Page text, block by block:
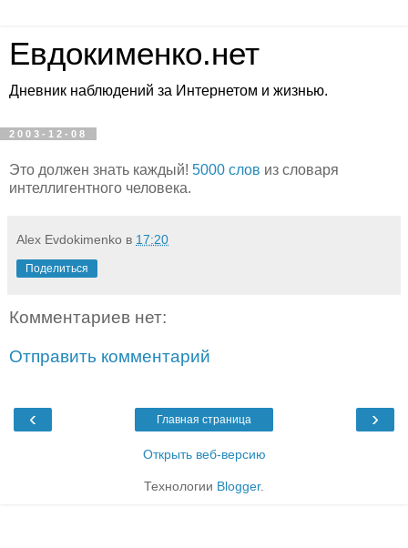
Евдокименко.нет
Дневник наблюдений за Интернетом и жизнью.
2003-12-08
Это должен знать каждый! 5000 слов из словаря
интеллигентного человека.
Alex Evdokimenko в 17:20
Поделиться
Комментариев нет:
Отправить комментарий
‹ ›
Главная страница
Открыть веб-версию
Технологии Blogger.